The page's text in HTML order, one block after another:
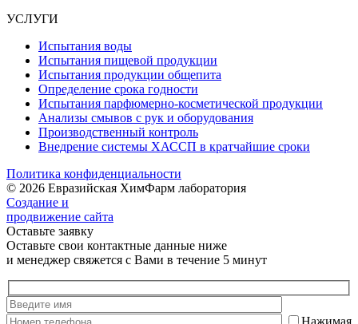
УСЛУГИ
Испытания воды
Испытания пищевой продукции
Испытания продукции общепита
Определение срока годности
Испытания парфюмерно-косметической продукции
Анализы смывов с рук и оборудования
Производственный контроль
Внедрение системы ХАССП в кратчайшие сроки
Политика конфиденциальности
© 2026 Евразийская ХимФарм лаборатория
Создание и
продвижение сайта
Оставьте заявку
Оставьте свои контактные данные ниже
и менеджер свяжется с Вами в течение 5 минут
Нажимая